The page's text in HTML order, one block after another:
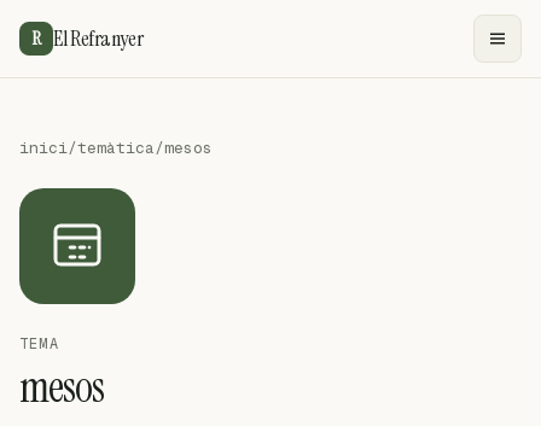
R El Refranyer
inici/temàtica/mesos
TEMA
mesos